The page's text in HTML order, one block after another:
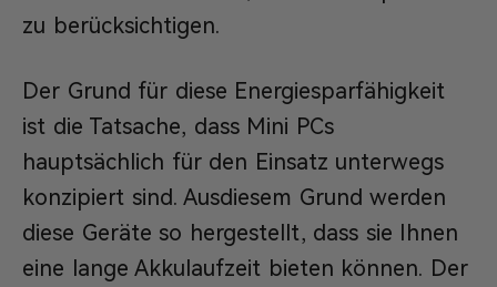
zu berücksichtigen.
Der Grund für diese Energiesparfähigkeit
ist die Tatsache, dass Mini PCs
hauptsächlich für den Einsatz unterwegs
konzipiert sind. Ausdiesem Grund werden
diese Geräte so hergestellt, dass sie Ihnen
eine lange Akkulaufzeit bieten können. Der